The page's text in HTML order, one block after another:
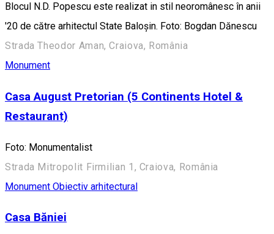
Blocul N.D. Popescu este realizat in stil neoromânesc în anii
'20 de către arhitectul State Baloşin. Foto: Bogdan Dănescu
Strada Theodor Aman, Craiova, România
Monument
Casa August Pretorian (5 Continents Hotel &
Restaurant)
Foto: Monumentalist
Strada Mitropolit Firmilian 1, Craiova, România
Monument Obiectiv arhitectural
Casa Băniei